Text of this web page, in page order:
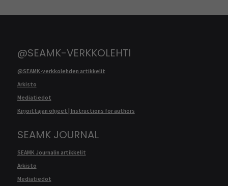
@SEAMK-VERKKOLEHTI
@SEAMK-verkkolehden artikkelit
Arkisto
Mediatiedot
Kirjoittajan ohjeet | Instructions for authors
SEAMK JOURNAL
SEAMK Journalin artikkelit
Arkisto
Mediatiedot